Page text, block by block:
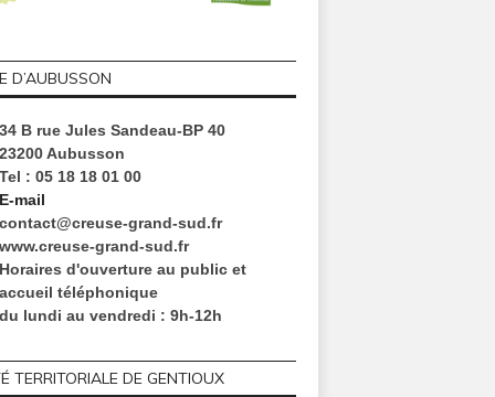
D’AUBUSSON
34 B rue Jules Sandeau-BP 40
23200 Aubusson
Tel : 05 18 18 01 00
E-mail
contact@creuse-grand-sud.fr
www.creuse-grand-sud.fr
Horaires d'ouverture au public et
accueil téléphonique
du lundi au vendredi : 9h-12h
TERRITORIALE DE GENTIOUX